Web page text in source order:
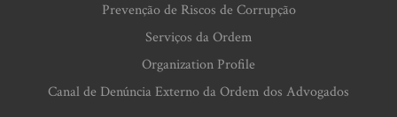
Prevenção de Riscos de Corrupção
Serviços da Ordem
Organization Profile
Canal de Denúncia Externo da Ordem dos Advogados